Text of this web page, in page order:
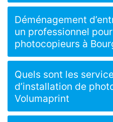
Déménagement
un professionnel
photocopieurs à
Quels sont les
d’installation de
Volumaprint